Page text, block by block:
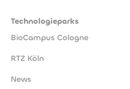
Technologieparks
BioCampus Cologne
RTZ Köln
News